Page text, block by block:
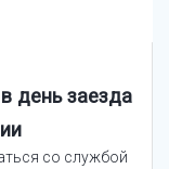
день заезда
со службой